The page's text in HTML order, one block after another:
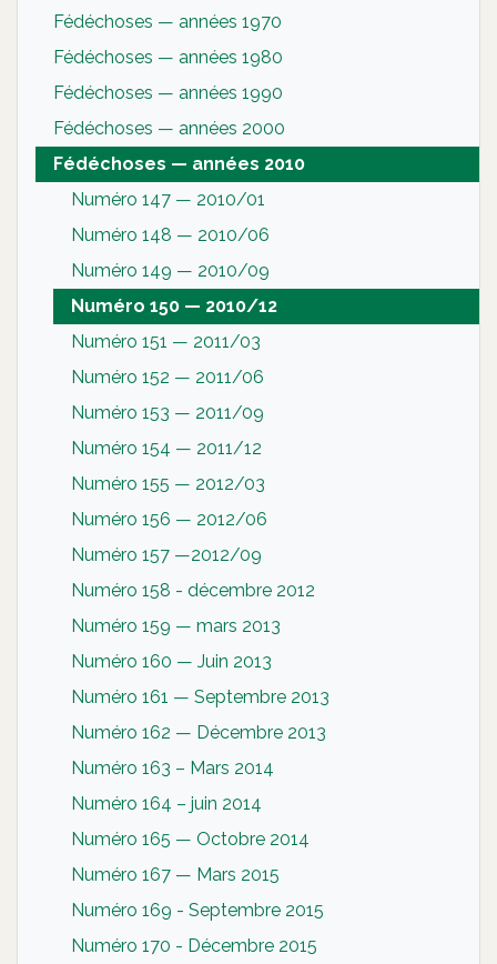
Fédéchoses — années 1970
Fédéchoses — années 1980
Fédéchoses — années 1990
Fédéchoses — années 2000
Fédéchoses — années 2010
Numéro 147 — 2010/01
Numéro 148 — 2010/06
Numéro 149 — 2010/09
Numéro 150 — 2010/12
Numéro 151 — 2011/03
Numéro 152 — 2011/06
Numéro 153 — 2011/09
Numéro 154 — 2011/12
Numéro 155 — 2012/03
Numéro 156 — 2012/06
Numéro 157 —2012/09
Numéro 158 - décembre 2012
Numéro 159 — mars 2013
Numéro 160 — Juin 2013
Numéro 161 — Septembre 2013
Numéro 162 — Décembre 2013
Numéro 163 – Mars 2014
Numéro 164 – juin 2014
Numéro 165 — Octobre 2014
Numéro 167 — Mars 2015
Numéro 169 - Septembre 2015
Numéro 170 - Décembre 2015